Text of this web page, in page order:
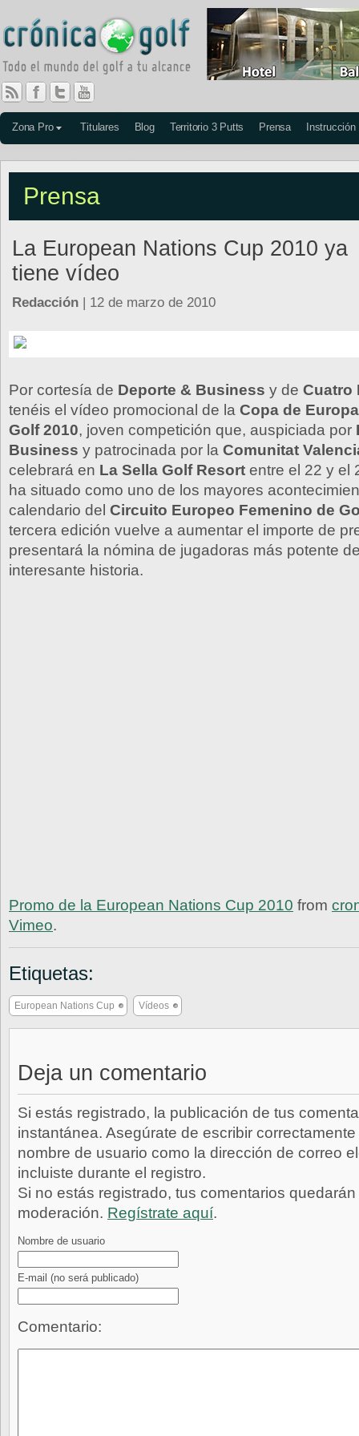
Zona Pro Titulares Blog Territorio 3 Putts Prensa Instrucción
Prensa
La European Nations Cup 2010 ya
tiene vídeo
Redacción | 12 de marzo de 2010
Por cortesía de Deporte & Business y de Cuatro
tenéis el vídeo promocional de la Copa de
Golf 2010, joven competición que, auspiciada por
Business y patrocinada por la Comunitat
celebrará en La Sella Golf Resort entre el 22 y el
ha situado como uno de los mayores
calendario del Circuito Europeo Femenino de
tercera edición vuelve a aumentar el importe de
presentará la nómina de jugadoras más potente
interesante historia.
Promo de la European Nations Cup 2010 from
Vimeo.
Etiquetas:
European Nations Cup Vídeos
Deja un comentario
Si estás registrado, la publicación de tus
instantánea. Asegúrate de escribir
nombre de usuario como la dirección de correo
incluiste durante el registro.
Si no estás registrado, tus comentarios
moderación. Regístrate aquí.
Nombre de usuario
E-mail (no será publicado)
Comentario: